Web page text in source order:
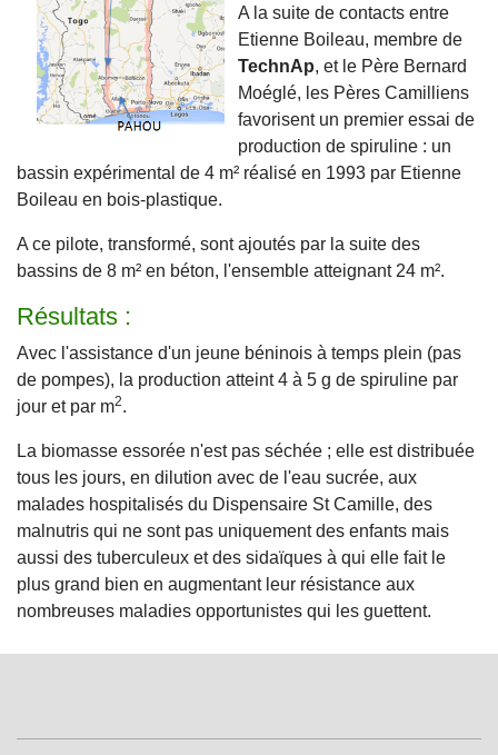
A la suite de contacts entre
Etienne Boileau, membre de
TechnAp, et le Père Bernard
Moéglé, les Pères Camilliens
favorisent un premier essai de
production de spiruline : un
bassin expérimental de 4 m² réalisé en 1993 par Etienne
Boileau en bois-plastique.
A ce pilote, transformé, sont ajoutés par la suite des
bassins de 8 m² en béton, l'ensemble atteignant 24 m².
Résultats :
Avec l'assistance d'un jeune béninois à temps plein (pas
de pompes), la production atteint 4 à 5 g de spiruline par
jour et par m2.
La biomasse essorée n'est pas séchée ; elle est distribuée
tous les jours, en dilution avec de l'eau sucrée, aux
malades hospitalisés du Dispensaire St Camille, des
malnutris qui ne sont pas uniquement des enfants mais
aussi des tuberculeux et des sidaïques à qui elle fait le
plus grand bien en augmentant leur résistance aux
nombreuses maladies opportunistes qui les guettent.